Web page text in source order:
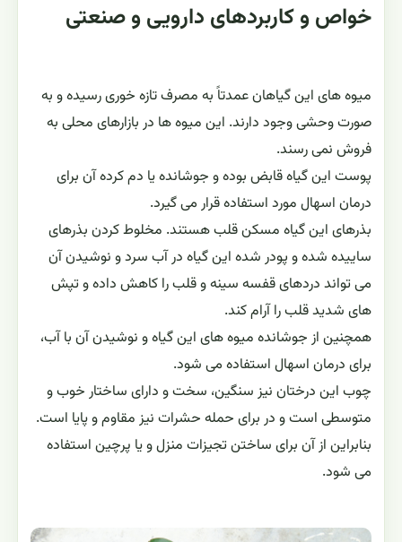
خواص و کاربردهای دارویی و صنعتی
میوه های این گیاهان عمدتاً به مصرف تازه خوری رسیده و به
صورت وحشی وجود دارند. این میوه ها در بازارهای محلی به
فروش نمی رسند.
پوست این گیاه قابض بوده و جوشانده یا دم کرده آن برای
درمان اسهال مورد استفاده قرار می گیرد.
بذرهای این گیاه مسکن قلب هستند. مخلوط کردن بذرهای
ساییده شده و پودر شده این گیاه در آب سرد و نوشیدن آن
می تواند دردهای قفسه سینه و قلب را کاهش داده و تپش
های شدید قلب را آرام کند.
همچنین از جوشانده میوه های این گیاه و نوشیدن آن با آب،
برای درمان اسهال استفاده می شود.
چوب این درختان نیز سنگین، سخت و دارای ساختار خوب و
متوسطی است و در برای حمله حشرات نیز مقاوم و پایا است.
بنابراین از آن برای ساختن تجیزات منزل و یا پرچین استفاده
می شود.